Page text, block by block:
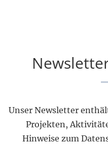
Unser Newsletter
Projekten,
Hinweise zum